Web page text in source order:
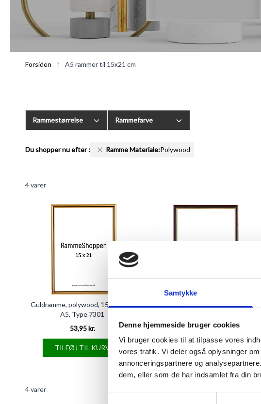
Samtykke
Denne hjemmeside bruger cookies
Vi bruger cookies til at tilpasse vores
vores trafik. Vi deler også oplysninger
annonceringspartnere og
dem, eller som de har indsamlet fra din
Forsiden A5 rammer til 15x21 cm
Du shopper nu efter: Ramme Materiale:Polywood
Rammestørrelse Rammefarve
4varer
Guldramme, polywood, 15 x 21 cm,
A5, Type 7301
53,95 kr.
TILFØJ TIL KURV
Brun ramme med guldkant, polywood,
53,95 kr.
TILFØJ TIL KURV
4varer